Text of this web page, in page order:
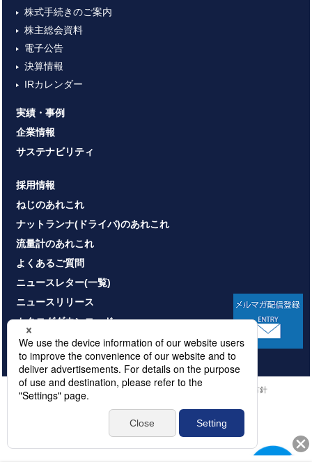
株式手続きのご案内
株主総会資料
電子公告
決算情報
IRカレンダー
実績・事例
企業情報
サステナビリティ
採用情報
ねじのあれこれ
ナットランナ(ドライバ)のあれこれ
流量計のあれこれ
よくあるご質問
ニュースレター(一覧)
ニュースリリース
カタログダウンロード
お問い合わせ
プライバシーポリシー
情報セキュリティ基本方針
© NITTOSEIKO CO., LTD. All rights reserved.